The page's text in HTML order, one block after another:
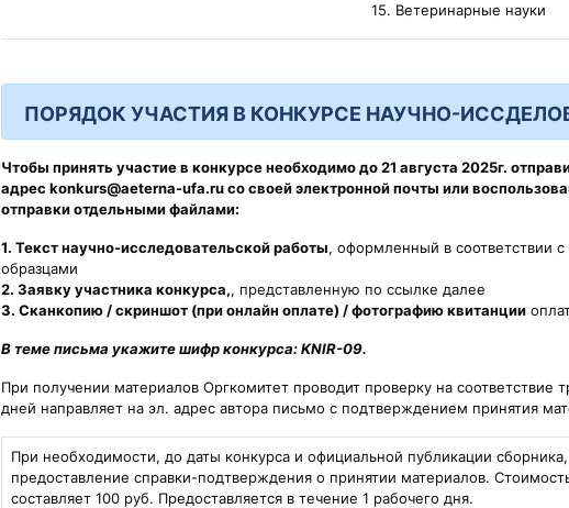
15. Ветеринарные науки
ПОРЯДОК УЧАСТИЯ В КОНКУРСЕ НАУЧНО-
Чтобы принять участие в конкурсе необходимо до21 августа 2025г.
адрес konkurs@aeterna-ufa.ruсо своей электронной почты или
отправки отдельными файлами:
1. Текст научно-исследовательской работы, оформленный в соответствии
образцами
2. Заявку участника конкурса,, представленную по ссылке далее
3. Сканкопию / скриншот (при онлайн оплате) / фотографию квитанции
В теме письма укажите шифр конкурса: KNIR-09.
При получении материалов Оргкомитет проводит проверку на
дней направляет на эл. адрес автора письмо с подтверждением принятия
При необходимости, до даты конкурса и официальной публикации
предоставление справки-подтверждения о принятии материалов.
составляет 100 руб. Предоставляется в течение 1 рабочего дня.